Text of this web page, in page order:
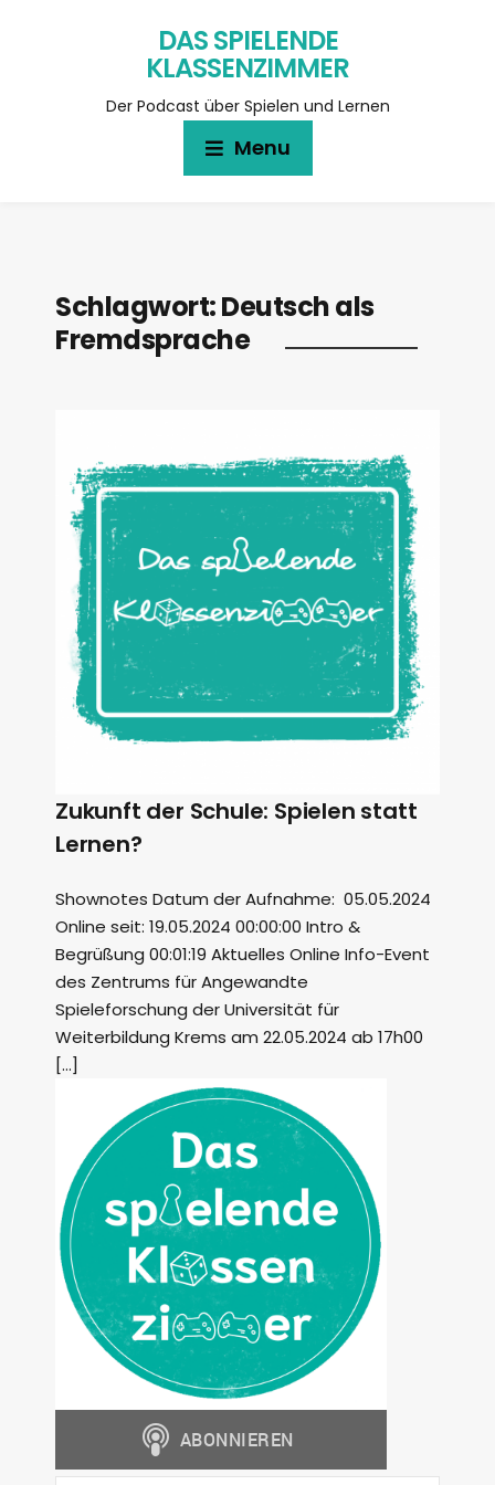
DAS SPIELENDE
KLASSENZIMMER
Der Podcast über Spielen und Lernen
Menu
Schlagwort:Deutsch als
Fremdsprache
Zukunft der Schule: Spielen statt
Lernen?
Shownotes Datum der Aufnahme: 05.05.2024
Online seit: 19.05.2024 00:00:00 Intro &
Begrüßung 00:01:19 Aktuelles Online Info-Event
des Zentrums für Angewandte
Spieleforschung der Universität für
Weiterbildung Krems am 22.05.2024 ab 17h00
[…]